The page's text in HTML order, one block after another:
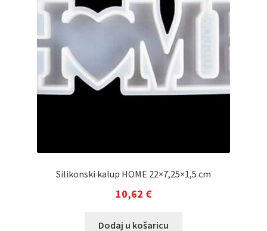
Silikonski kalup HOME 22×7,25×1,5 cm
10,62 €
Dodaj u košaricu